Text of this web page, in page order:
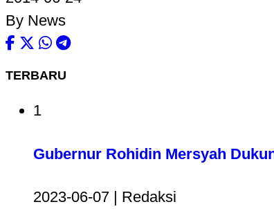
By News
TERBARU
1
Gubernur Rohidin Mersyah
2023-06-07 | Redaksi